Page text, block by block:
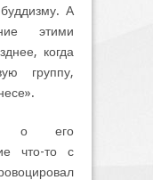
А
этими
когда
группу,
о его
что-то с